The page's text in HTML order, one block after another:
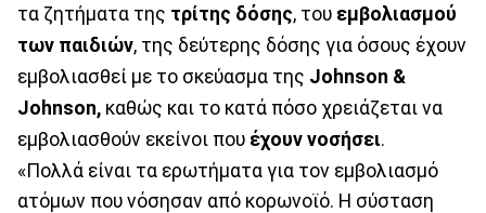
τα ζητήματα της τρίτης δόσης, του εμβολιασμού
των παιδιών, της δεύτερης δόσης για όσους έχουν
εμβολιασθεί με το σκεύασμα της Johnson &
Johnson, καθώς και το κατά πόσο χρειάζεται να
εμβολιασθούν εκείνοι που έχουν νοσήσει.
«Πολλά είναι τα ερωτήματα για τον εμβολιασμό
ατόμων που νόσησαν από κορωνοϊό. Η σύσταση